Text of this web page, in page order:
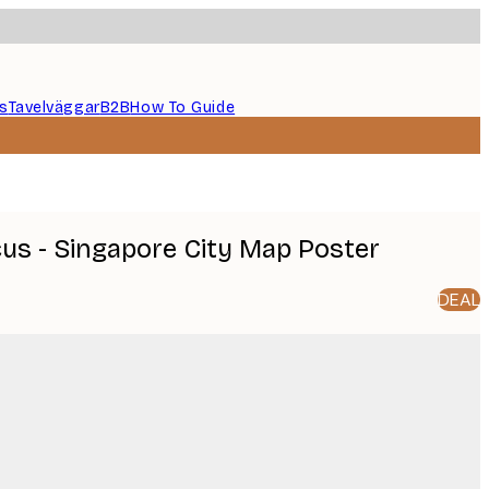
TavelväggarB2BHow To Guide
- Singapore City Map Poster
DEAL